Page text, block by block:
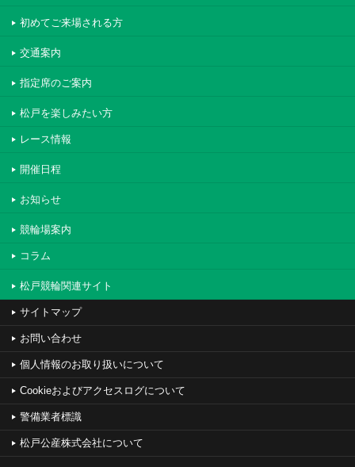
初めてご来場される方
交通案内
指定席のご案内
松戸を楽しみたい方
レース情報
開催日程
お知らせ
競輪場案内
コラム
松戸競輪関連サイト
サイトマップ
お問い合わせ
個人情報のお取り扱いについて
Cookieおよびアクセスログについて
警備業者標識
松戸公産株式会社について